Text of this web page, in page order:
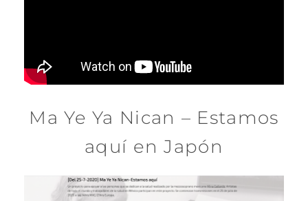
Ma Ye Ya Nican – Estamos
aquí en Japón